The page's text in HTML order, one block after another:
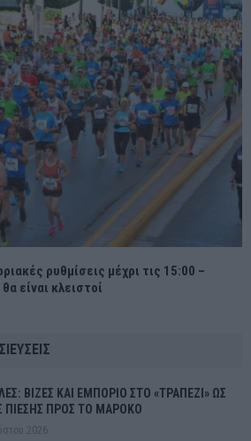
ρυθμίσεις μέχρι τις 15:00 –
είναι κλειστοί
ΒΙΖΕΣ ΚΑΙ ΕΜΠΟΡΙΟ ΣΤΟ «ΤΡΑΠΕΖΙ» ΩΣ
ΠΙΕΣΗΣ ΠΡΟΣ ΤΟ ΜΑΡΟΚΟ
2026